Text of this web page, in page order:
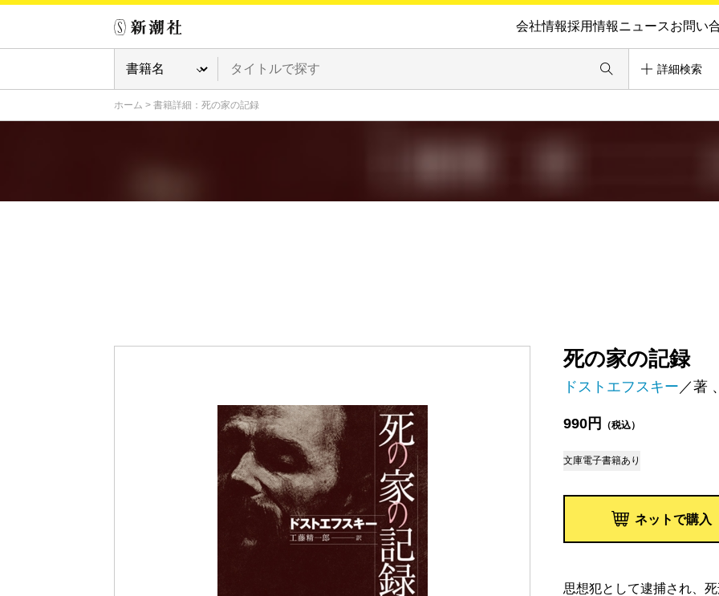
会社情報採用情報ニュースお問い
詳細検索
ホーム > 書籍詳細：死の家の記録
死の家の記録
ドストエフスキー ／著 、
990円 （税込）
文庫電子書籍あり
ネットで購入
思想犯として逮捕され、